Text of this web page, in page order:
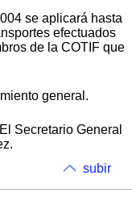
se aplicará hasta
efectuados
de la COTIF que
general.
Secretario General
subir